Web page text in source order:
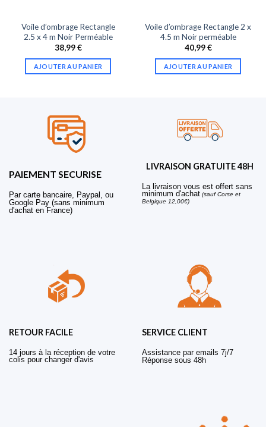
Voile d’ombrage Rectangle
2.5 x 4 m Noir Perméable
38,99€
AJOUTER AU PANIER
Voile d’ombrage Rectangle 2 x
4.5 m Noir perméable
40,99€
AJOUTER AU PANIER
PAIEMENT SECURISE
Par carte bancaire, Paypal, ou
Google Pay (sans minimum
d'achat en France)
LIVRAISON GRATUITE 48H
La livraison vous est offert sans
minimum d'achat (sauf Corse et
Belgique 12,00€)
RETOUR FACILE
14 jours à la réception de votre
colis pour changer d'avis
SERVICE CLIENT
Assistance par emails 7j/7
Réponse sous 48h